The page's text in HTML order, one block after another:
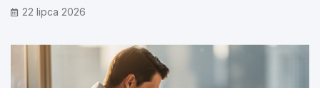
22 lipca 2026